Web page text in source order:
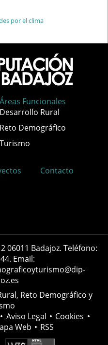
Áreas Funcionales
Desarrollo Rural
Reto Demográfico
Turismo
Contacto
06011 Badajoz. Teléfono:
Email:
Reto Demográfico y
• Aviso Legal • Cookies •
Web • RSS